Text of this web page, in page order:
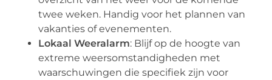
twee weken. Handig voor het plannen van
vakanties of evenementen.
Lokaal Weeralarm: Blijf op de hoogte van
extreme weersomstandigheden met
waarschuwingen die specifiek zijn voor